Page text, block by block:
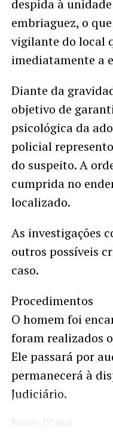
despida à
embriaguez, o
vigilante do local
imediatamente a
Diante da
objetivo de
psicológica da
policial
do suspeito. A
cumprida no
localizado.
As investigações
outros possíveis
caso.
Procedimentos
O homem foi
foram realizados
Ele passará por
permanecerá à
Judiciário.
Fonte: D24am